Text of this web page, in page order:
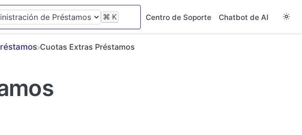
⌘ K Centro de Soporte Chatbot de AI
Cuotas Extras Préstamos